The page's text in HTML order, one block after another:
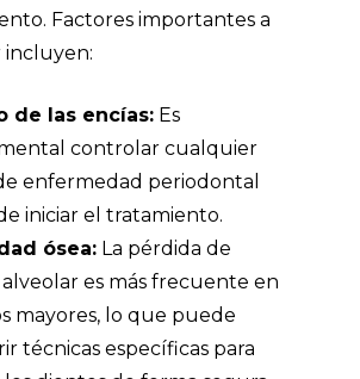
Factores importantes a
incluyen:
de las encías: Es
controlar cualquier
enfermedad periodontal
iniciar el tratamiento.
ósea: La pérdida de
alveolar es más frecuente en
mayores, lo que puede
técnicas específicas para